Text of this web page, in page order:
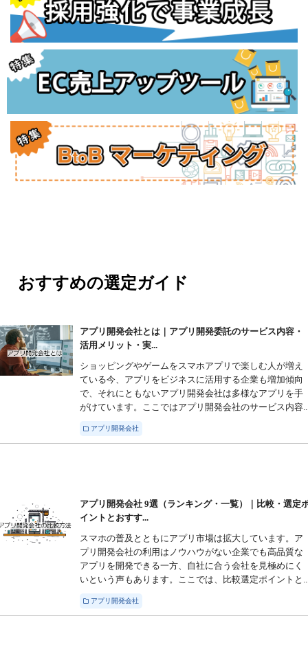
おすすめの選定ガイド
アプリ開発会社とは｜アプリ開発委託のサービス内容・
活用メリット・実...
ショッピングやゲームをスマホアプリで楽しむ人が増え
ている今、アプリをビジネスに活用する企業も増加傾向
で、それにともないアプリ開発会社は多様なアプリを手
がけています。ここではアプリ開発会社のサービス内容
アプリ開発会社
アプリ開発会社 9選（ランキング・一覧）｜比較・選定
イントとおすす...
スマホの普及とともにアプリ市場は拡大しています。ア
プリ開発会社の利用はノウハウがない企業でも高品質な
アプリを開発できる一方、自社に合う会社を見極めにく
いという声もあります。ここでは、比較選定ポイントと
アプリ開発会社